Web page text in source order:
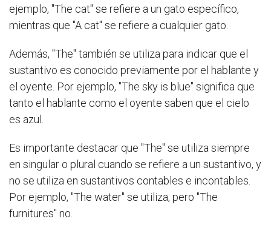
ejemplo, "The cat" se refiere a un gato específico,
mientras que "A cat" se refiere a cualquier gato.
Además, "The" también se utiliza para indicar que el
sustantivo es conocido previamente por el hablante y
el oyente. Por ejemplo, "The sky is blue" significa que
tanto el hablante como el oyente saben que el cielo
es azul.
Es importante destacar que "The" se utiliza siempre
en singular o plural cuando se refiere a un sustantivo, y
no se utiliza en sustantivos contables e incontables.
Por ejemplo, "The water" se utiliza, pero "The
furnitures" no.